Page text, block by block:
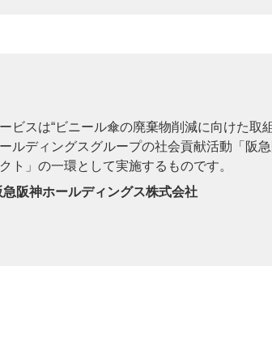
ビスは“ビニール傘の廃棄物削減に向けた取
ルディングスグループの社会貢献活動「阪
ト」の一環として実施するものです。
阪神ホールディングス株式会社